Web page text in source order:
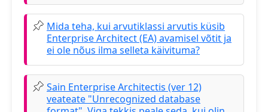
Mida teha, kui arvutiklassi arvutis küsib
Enterprise Architect (EA) avamisel võtit ja
ei ole nõus ilma selleta käivituma?
Sain Enterprise Architectis (ver 12)
veateate "Unrecognized database